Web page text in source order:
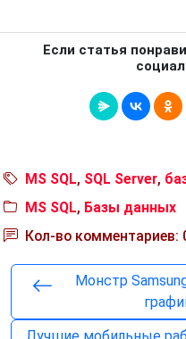
Если статья
MS SQL, SQL Server,
MS SQL, Базы данных
Кол-во комментариев:
Монстр